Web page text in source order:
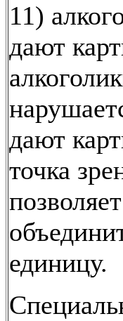
11)
дают
дают
точка
единицу.